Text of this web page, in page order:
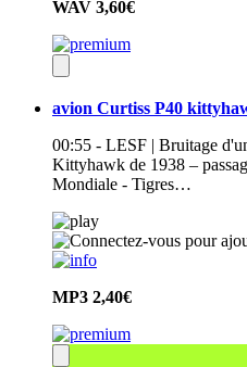
WAV 3,60€
avion Curtiss P40
00:55 - LESF | Bruitage
Kittyhawk de 1938 –
Mondiale - Tigres…
MP3 2,40€